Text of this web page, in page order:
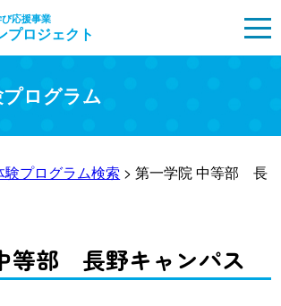
応援事業
プロジェクト
ログラム
験プログラム検索 > 第一学院 中等部 長
等部 長野キャンパス